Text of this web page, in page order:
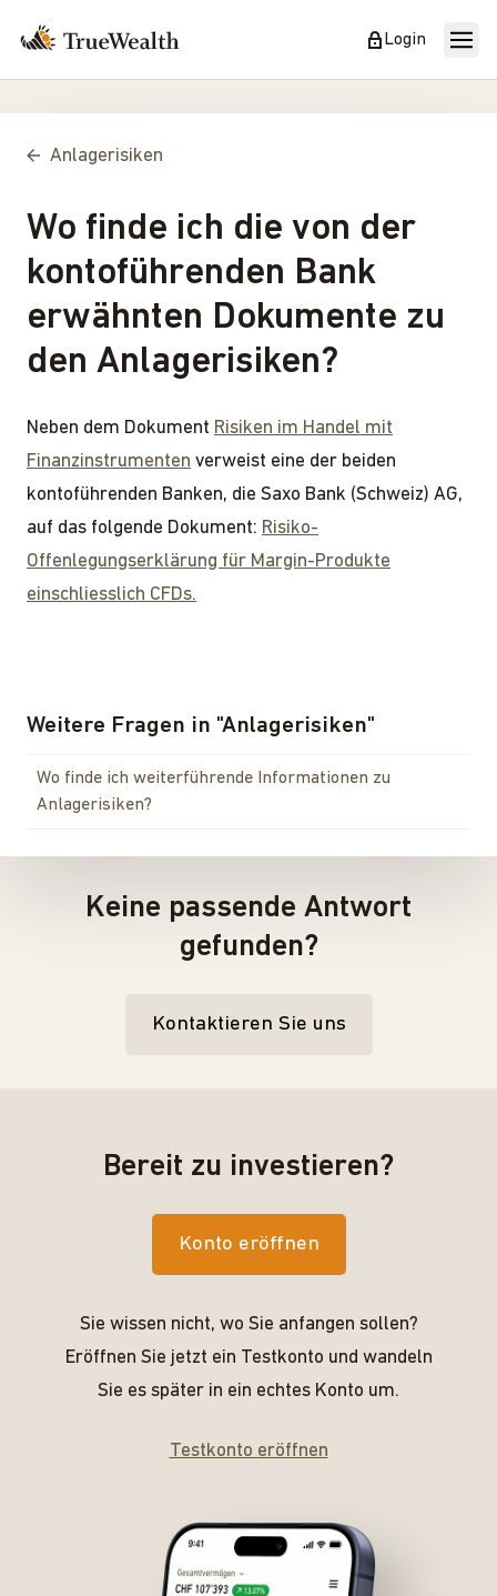
Login
Anlagerisiken
Wo finde ich die von der
kontoführenden Bank
erwähnten Dokumente zu
den Anlagerisiken?
Neben dem Dokument Risiken im Handel mit
Finanzinstrumenten verweist eine der beiden
kontoführenden Banken, die Saxo Bank (Schweiz) AG,
auf das folgende Dokument: Risiko-
Offenlegungserklärung für Margin-Produkte
einschliesslich CFDs.
Weitere Fragen in "Anlagerisiken"
Wo finde ich weiterführende Informationen zu
Anlagerisiken?
Keine passende Antwort
gefunden?
Kontaktieren Sie uns
Bereit zu investieren?
Konto eröffnen
Sie wissen nicht, wo Sie anfangen sollen?
Eröffnen Sie jetzt ein Testkonto und wandeln
Sie es später in ein echtes Konto um.
Testkonto eröffnen